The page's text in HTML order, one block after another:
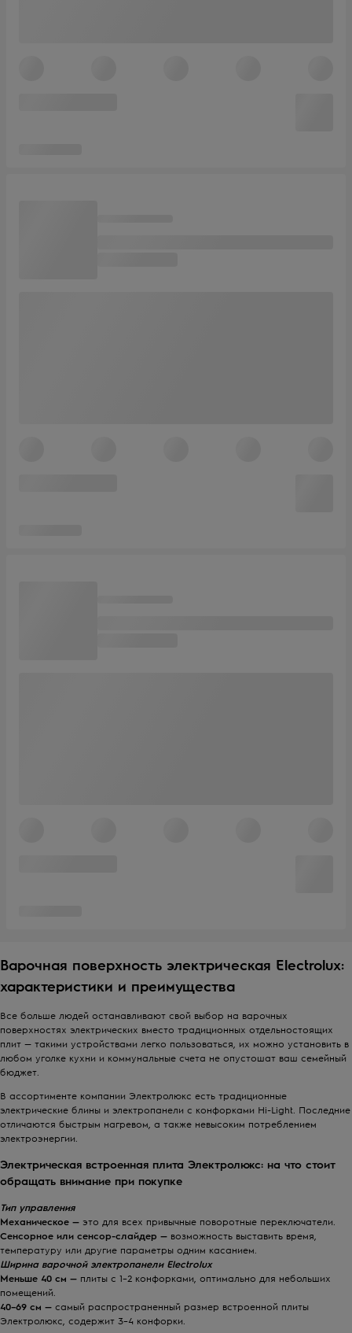
Варочная поверхность электрическая Electrolux:
характеристики и преимущества
Все больше людей останавливают свой выбор на варочных
поверхностях электрических вместо традиционных отдельностоящих
плит — такими устройствами легко пользоваться, их можно установить в
любом уголке кухни и коммунальные счета не опустошат ваш семейный
бюджет.
В ассортименте компании Электролюкс есть традиционные
электрические блины и электропанели с конфорками Hi-Light. Последние
отличаются быстрым нагревом, а также невысоким потреблением
электроэнергии.
Электрическая встроенная плита Электролюкс: на что стоит
обращать внимание при покупке
Тип управления
Механическое — это для всех привычные поворотные переключатели.
Сенсорное или сенсор-слайдер — возможность выставить время,
температуру или другие параметры одним касанием.
Ширина варочной электропанели Electrolux
Меньше 40 см — плиты с 1–2 конфорками, оптимально для небольших
помещений.
40–69 см — самый распространенный размер встроенной плиты
Электролюкс, содержит 3–4 конфорки.